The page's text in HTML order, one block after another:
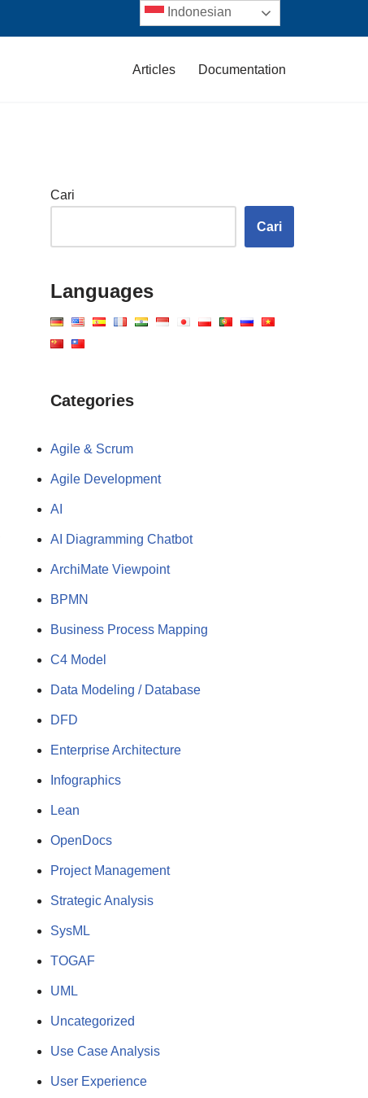
Articles Documentation
Cari
Cari
Languages
Categories
Agile & Scrum
Agile Development
AI
AI Diagramming Chatbot
ArchiMate Viewpoint
BPMN
Business Process Mapping
C4 Model
Data Modeling / Database
DFD
Enterprise Architecture
Infographics
Lean
OpenDocs
Project Management
Strategic Analysis
SysML
TOGAF
UML
Uncategorized
Use Case Analysis
User Experience
Indonesian